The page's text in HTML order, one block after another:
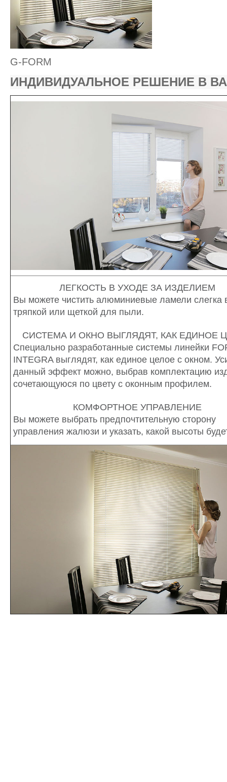
G-FORM
ИНДИВИДУАЛЬНОЕ РЕШЕНИЕ В
ЛЕГКОСТЬ В УХОДЕ ЗА ИЗДЕЛИЕМ
Вы можете чистить алюминиевые ламели
тряпкой или щеткой для пыли.
СИСТЕМА И ОКНО ВЫГЛЯДЯТ, КАК ЕДИНОЕ
Специально разработанные системы линейки
INTEGRA выглядят, как единое целое с окном.
данный эффект можно, выбрав комплектацию
сочетающуюся по цвету с оконным профилем.
КОМФОРТНОЕ УПРАВЛЕНИЕ
Вы можете выбрать предпочтительную сторону
управления жалюзи и указать, какой высоты